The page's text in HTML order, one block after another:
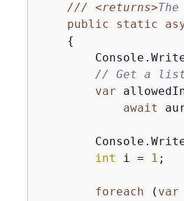
///
<returns>
public
static
{
// Get a list
var
await
int i = 1 ;
foreach ( var